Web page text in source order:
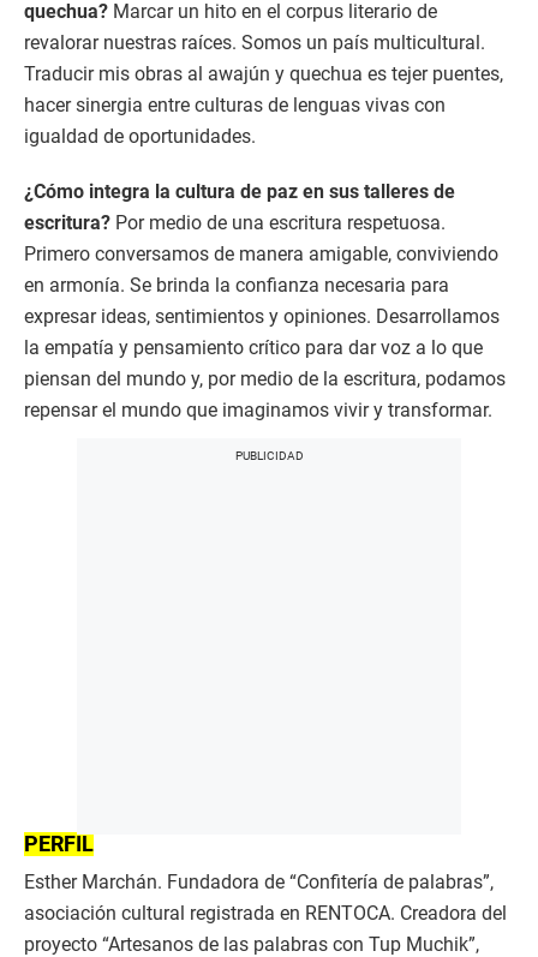
quechua? Marcar un hito en el corpus literario de
revalorar nuestras raíces. Somos un país multicultural.
Traducir mis obras al awajún y quechua es tejer puentes,
hacer sinergia entre culturas de lenguas vivas con
igualdad de oportunidades.
¿Cómo integra la cultura de paz en sus talleres de
escritura? Por medio de una escritura respetuosa.
Primero conversamos de manera amigable, conviviendo
en armonía. Se brinda la confianza necesaria para
expresar ideas, sentimientos y opiniones. Desarrollamos
la empatía y pensamiento crítico para dar voz a lo que
piensan del mundo y, por medio de la escritura, podamos
repensar el mundo que imaginamos vivir y transformar.
PERFIL
Esther Marchán. Fundadora de “Confitería de palabras”,
asociación cultural registrada en RENTOCA. Creadora del
proyecto “Artesanos de las palabras con Tup Muchik”,